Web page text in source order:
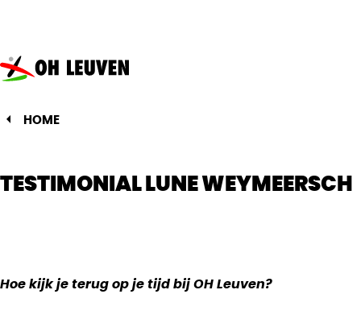
Oud-
Heverlee
Leuven
HOME
TESTIMONIAL LUNE WEYMEERSCH
Hoe kijk je terug op je tijd bij OH Leuven?